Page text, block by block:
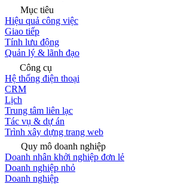
Mục tiêu
Hiệu quả công việc
Giao tiếp
Tính lưu động
Quản lý & lãnh đạo
Công cụ
Hệ thống điện thoại
CRM
Lịch
Trung tâm liên lạc
Tác vụ & dự án
Trình xây dựng trang web
Quy mô doanh nghiệp
Doanh nhân khởi nghiệp đơn lẻ
Doanh nghiệp nhỏ
Doanh nghiệp